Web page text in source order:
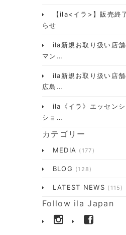
【ila<イラ>】販売終
らせ
ila新規お取り扱い店
マン…
ila新規お取り扱い店
広島…
ila《イラ》エッセン
ショ…
カテゴリー
MEDIA (177)
BLOG (128)
LATEST NEWS (115)
Follow ila Japan